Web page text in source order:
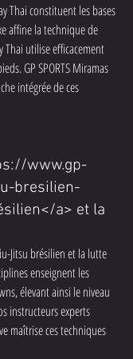
Thai constituent les bases
affine la technique de
utilise efficacement
GP SPORTS Miramas
intégrée de ces
www.gp-
bresilien-
a> et la
Jitsu brésilien et la lutte
enseignent les
élevant ainsi le niveau
instructeurs experts
maîtrise ces techniques